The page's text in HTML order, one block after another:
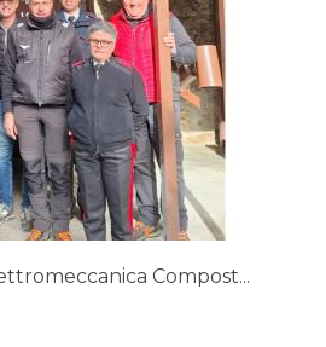
Compost...